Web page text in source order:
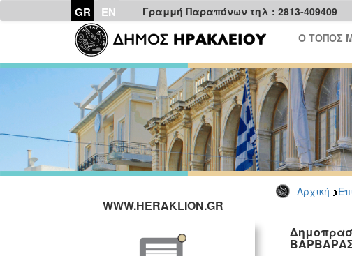
GR EN Γραμμή Παραπόνων τηλ : 2813-409409
Ο ΤΟΠΟΣ
Αρχική
WWW.HERAKLION.GR